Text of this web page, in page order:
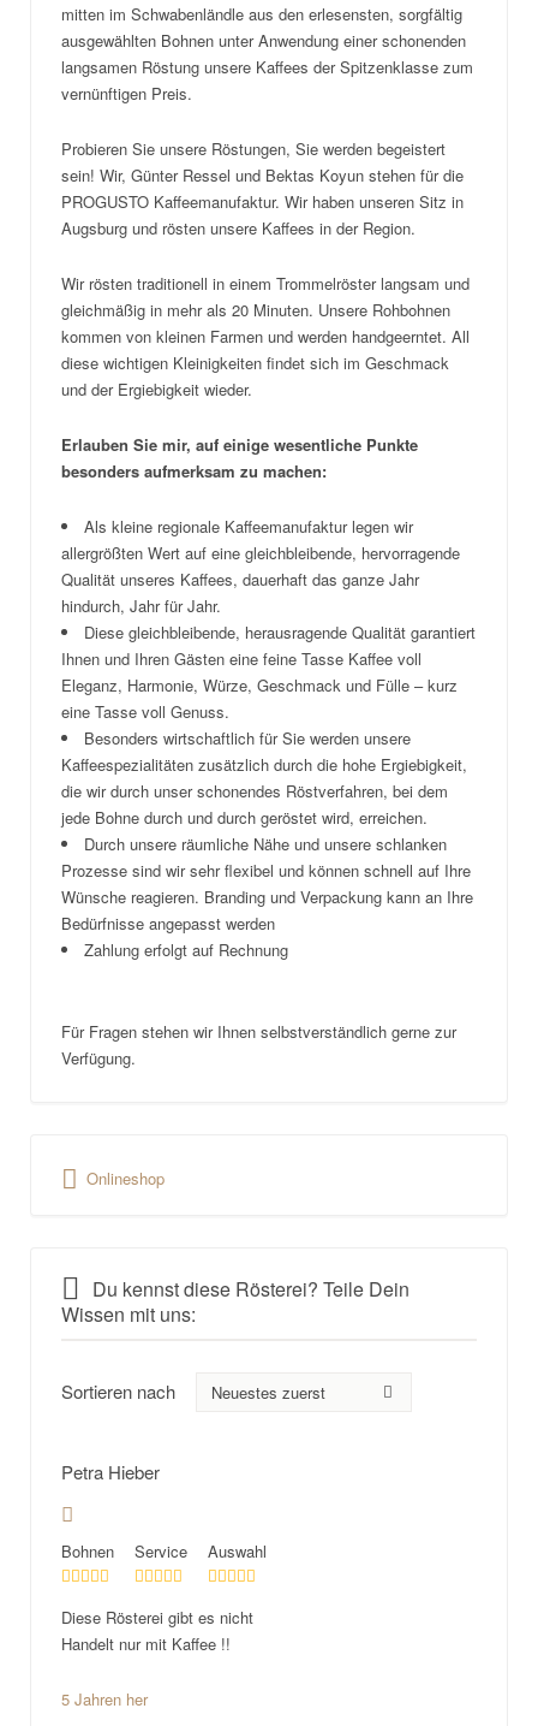
mitten im Schwabenländle aus den erlesensten, sorgfältig
ausgewählten Bohnen unter Anwendung einer schonenden
langsamen Röstung unsere Kaffees der Spitzenklasse zum
vernünftigen Preis.
Probieren Sie unsere Röstungen, Sie werden begeistert
sein! Wir, Günter Ressel und Bektas Koyun stehen für die
PROGUSTO Kaffeemanufaktur. Wir haben unseren Sitz in
Augsburg und rösten unsere Kaffees in der Region.
Wir rösten traditionell in einem Trommelröster langsam und
gleichmäßig in mehr als 20 Minuten. Unsere Rohbohnen
kommen von kleinen Farmen und werden handgeerntet. All
diese wichtigen Kleinigkeiten findet sich im Geschmack
und der Ergiebigkeit wieder.
Erlauben Sie mir, auf einige wesentliche Punkte
besonders aufmerksam zu machen:
Als kleine regionale Kaffeemanufaktur legen wir
allergrößten Wert auf eine gleichbleibende, hervorragende
Qualität unseres Kaffees, dauerhaft das ganze Jahr
hindurch, Jahr für Jahr.
Diese gleichbleibende, herausragende Qualität garantiert
Ihnen und Ihren Gästen eine feine Tasse Kaffee voll
Eleganz, Harmonie, Würze, Geschmack und Fülle – kurz
eine Tasse voll Genuss.
Besonders wirtschaftlich für Sie werden unsere
Kaffeespezialitäten zusätzlich durch die hohe Ergiebigkeit,
die wir durch unser schonendes Röstverfahren, bei dem
jede Bohne durch und durch geröstet wird, erreichen.
Durch unsere räumliche Nähe und unsere schlanken
Prozesse sind wir sehr flexibel und können schnell auf Ihre
Wünsche reagieren. Branding und Verpackung kann an Ihre
Bedürfnisse angepasst werden
Zahlung erfolgt auf Rechnung
Für Fragen stehen wir Ihnen selbstverständlich gerne zur
Verfügung.
Onlineshop
Du kennst diese Rösterei? Teile Dein
Wissen mit uns:
Sortieren nach
Petra Hieber
Bohnen Service Auswahl
Diese Rösterei gibt es nicht
Handelt nur mit Kaffee !!
5 Jahren her